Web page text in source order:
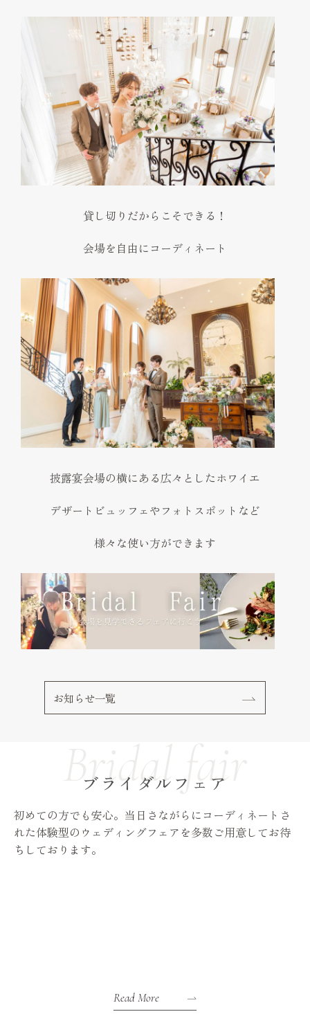
貸し切りだからこそできる！
会場を自由にコーディネート
披露宴会場の横にある広々としたホワイエ
デザートビュッフェやフォトスポットなど
様々な使い方ができます
お知らせ一覧
ブライダルフェア
初めての方でも安心。当日さながらにコーディネートさ
れた体験型のウェディングフェアを多数ご用意してお待
ちしております。
Read More